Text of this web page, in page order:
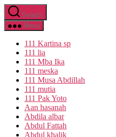
Skip
to
the
Search
Menu
111 Kartina sp
111 lia
111 Mba Ika
111 meska
111 Musa Abdillah
111 mutia
111 Pak Yoto
Aan hasanah
Abdila albar
Abdul Fattah
Abdul khalik